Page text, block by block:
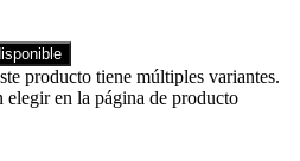
producto tiene múltiples variantes.
elegir en la página de producto